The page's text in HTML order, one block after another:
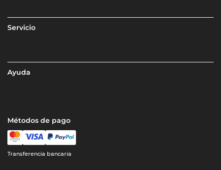
Servicio
Ayuda
Métodos de pago
Transferencia bancaria